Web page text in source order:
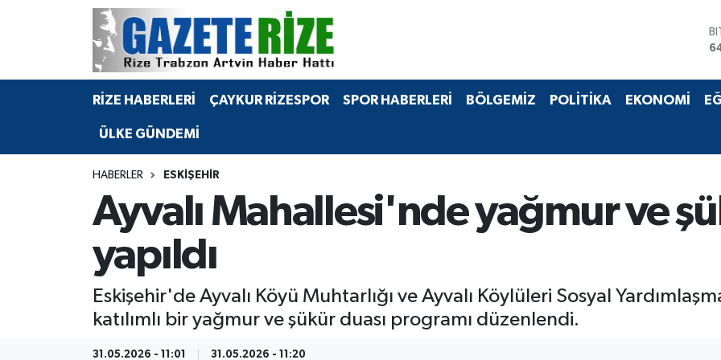
RİZE HABERLERİ ÇAYKUR RİZESPOR SPOR HABERLERİ BÖLGEMİZ POLİTİKA EKONOMİ
ÜLKE GÜNDEMİ
HABERLER ESKIŞEHIR
Ayvalı Mahallesi'nde yağmur ve
yapıldı
Eskişehir'de Ayvalı Köyü Muhtarlığı ve Ayvalı Köylüleri Sosyal
katılımlı bir yağmur ve şükür duası programı düzenlendi.
31.05.2026 - 11:01 31.05.2026 - 11:20
BÖLGEMİZ
Rize Jandarma Komutanlığı
Bilim Teknoloji
Advertising news
Canlı Maç
Merkez Nöbetçi Eczaneler
Merkez Hava Durumu
Merkez Trafik Yoğunluk Haritası
Süper Lig Puan Durumu ve Fikstür
Tüm Manşetler
Son Dakika Haberleri
Haber Arşivi